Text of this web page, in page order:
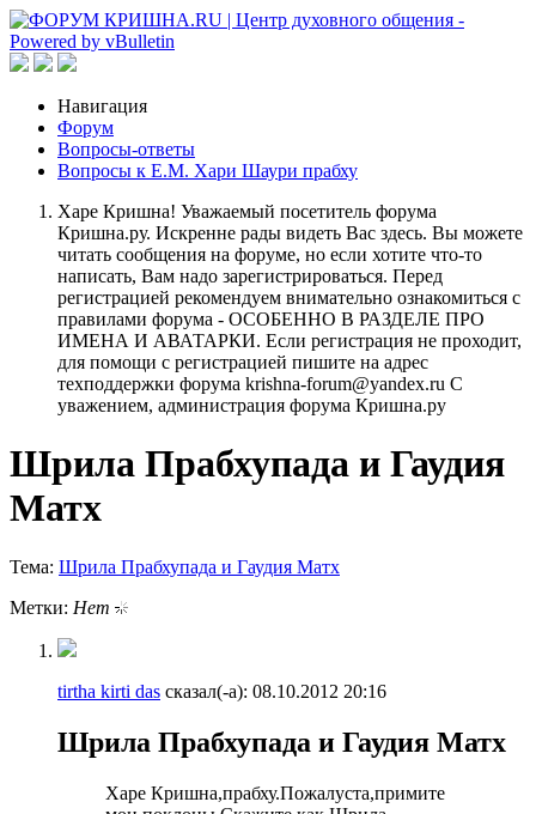
Навигация
Форум
Вопросы-ответы
Вопросы к Е.М. Хари Шаури прабху
Харе Кришна! Уважаемый посетитель форума
Кришна.ру. Искренне рады видеть Вас здесь. Вы можете
читать сообщения на форуме, но если хотите что-то
написать, Вам надо зарегистрироваться. Перед
регистрацией рекомендуем внимательно ознакомиться с
правилами форума - ОСОБЕННО В РАЗДЕЛЕ ПРО
ИМЕНА И АВАТАРКИ. Если регистрация не проходит,
для помощи с регистрацией пишите на адрес
техподдержки форума krishna-forum@yandex.ru С
уважением, администрация форума Кришна.ру
Шрила Прабхупада и Гаудия
Матх
Тема: Шрила Прабхупада и Гаудия Матх
Метки: Нет
tirtha kirti das сказал(-а): 08.10.2012 20:16
Шрила Прабхупада и Гаудия Матх
Харе Кришна,прабху.Пожалуста,примите